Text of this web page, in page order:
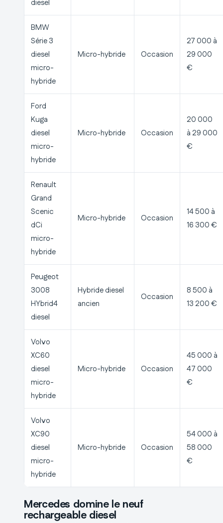
diesel
BMW
Série 3
diesel
micro-
hybride
Micro-hybride Occasion
27 000 à
29 000
€
Ford
Kuga
diesel
micro-
hybride
Micro-hybride Occasion
20 000
à 29 000
€
Renault
Grand
Scenic
dCi
micro-
hybride
Micro-hybride Occasion
14 500 à
16 300 €
Peugeot
3008
HYbrid4
diesel
Hybride diesel
ancien
Occasion
8 500 à
13 200 €
Volvo
XC60
diesel
micro-
hybride
Micro-hybride Occasion
45 000 à
47 000
€
Volvo
XC90
diesel
micro-
hybride
Micro-hybride Occasion
54 000 à
58 000
€
Mercedes domine le neuf
rechargeable diesel